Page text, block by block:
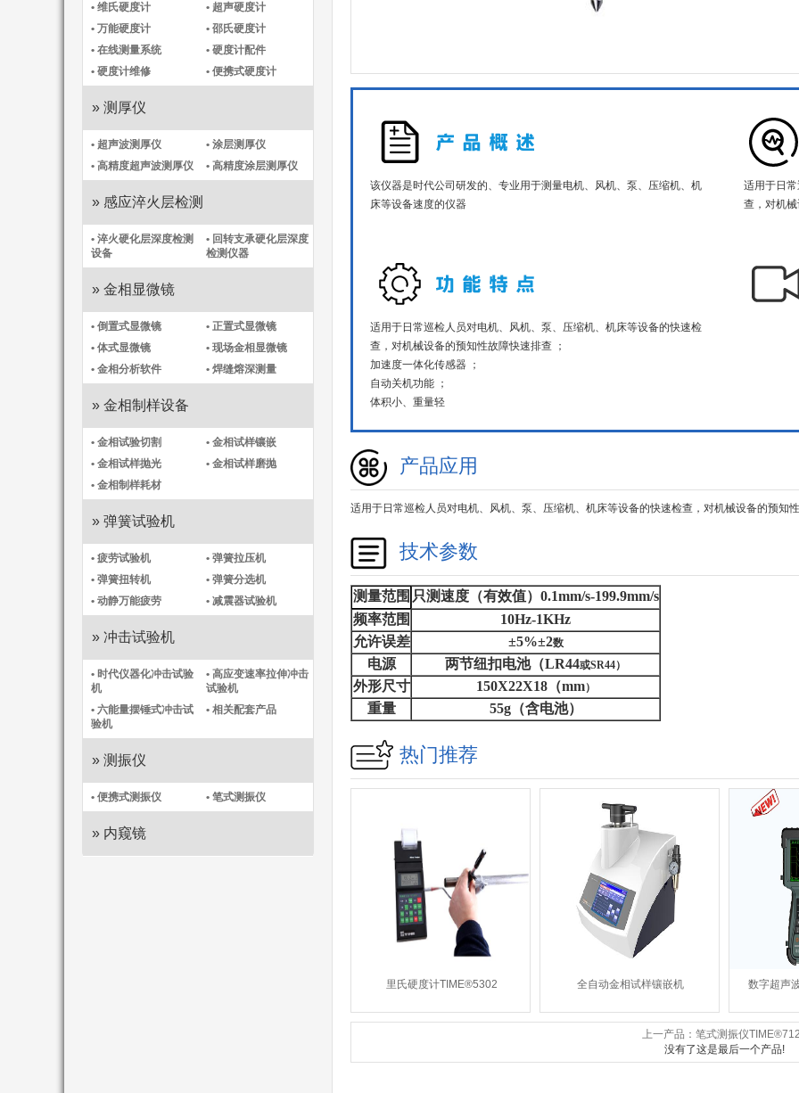
• 维氏硬度计
• 超声硬度计
• 万能硬度计
• 邵氏硬度计
• 在线测量系统
• 硬度计配件
• 硬度计维修
• 便携式硬度计
» 测厚仪
• 超声波测厚仪
• 涂层测厚仪
• 高精度超声波测厚仪
• 高精度涂层测厚仪​
» 感应淬火层检测
• 淬火硬化层深度检测
设备
• 回转支承硬化层深度
检测仪器
» 金相显微镜
• 倒置式显微镜
• 正置式显微镜
• 体式显微镜
• 现场金相显微镜
• 金相分析软件
• 焊缝熔深测量
» 金相制样设备
• 金相试验切割
• 金相试样镶嵌
• 金相试样抛光
• 金相试样磨抛
• 金相制样耗材
» 弹簧试验机
• 疲劳试验机
• 弹簧拉压机
• 弹簧扭转机
• 弹簧分选机
• 动静万能疲劳
• 减震器试验机
» 冲击试验机
• 时代仪器化冲击试验
机​
• 高应变速率拉伸冲击
试验机
• 六能量摆锤式冲击试
验机
• 相关配套产品
» 测振仪
• 便携式测振仪​ • 笔式测振仪​
» 内窥镜
该仪器是时代公司研发的、专业用于测量电机、风机、泵、压缩机、机
床等设备速度的仪器
适用于日
查，对机
适用于日常巡检人员对电机、风机、泵、压缩机、机床等设备的快速检
查，对机械设备的预知性故障快速排查 ；
加速度一体化传感器 ；
自动关机功能 ；
体积小、重量轻
产品应用
适用于日常巡检人员对电机、风机、泵、压缩机、机床等设备的快速检查，对机械设备的预知
技术参数
测量范围 只测速度（有效值）0.1mm/s-199.9mm/s
频率范围
10Hz-1KHz
允许误差
±5%±2数
电源 两节纽扣电池（LR44或SR44）
外形尺寸 150X22X18（mm）
重量 55g（含电池）
热门推荐
里氏硬度计TIME®5302 全自动金相试样镶嵌机 数字超声
上一产品：笔式测振仪​
没有了这是最后一个产品!